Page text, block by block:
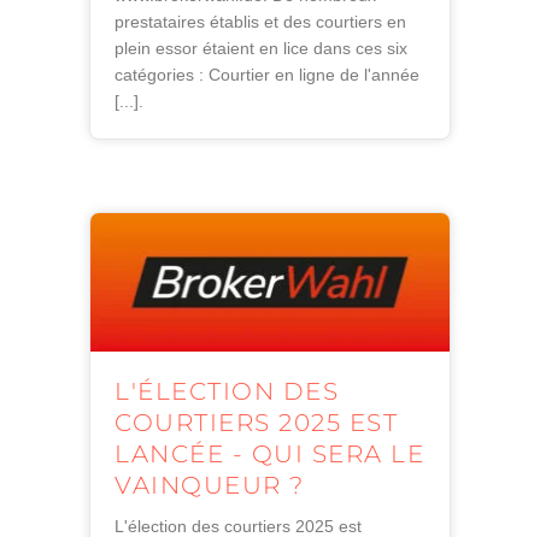
prestataires établis et des courtiers en
plein essor étaient en lice dans ces six
catégories : Courtier en ligne de l'année
[...].
L'ÉLECTION DES
COURTIERS 2025 EST
LANCÉE - QUI SERA LE
VAINQUEUR ?
L'élection des courtiers 2025 est